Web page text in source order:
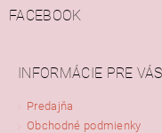
FACEBOOK
INFORMÁCIE PRE VÁS
Predajňa
Obchodné podmienky